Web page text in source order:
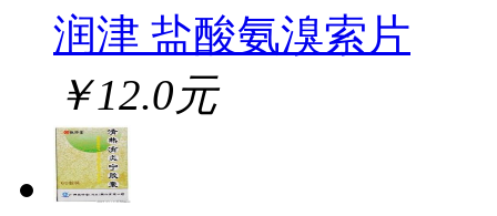
润津 盐酸氨溴索片
￥12.0元